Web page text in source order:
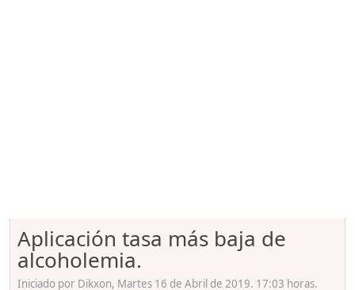
Aplicación tasa más baja de
alcoholemia.
Iniciado por Dikxon, Martes 16 de Abril de 2019. 17:03 horas.